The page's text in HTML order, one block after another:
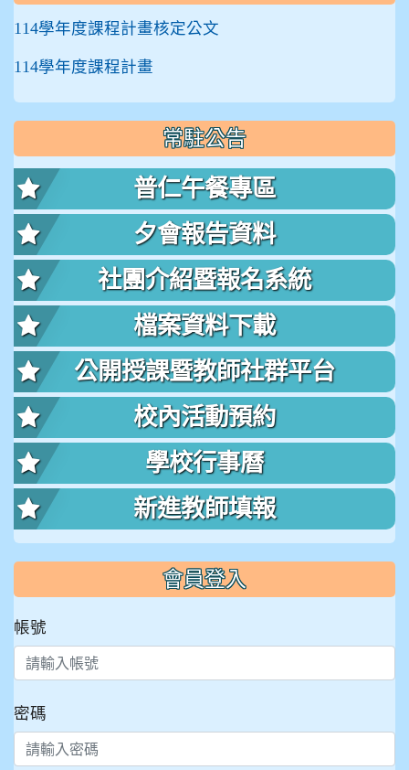
114學年度課程計畫核定公文
114學年度課程計畫
常駐公告
普仁午餐專區
夕會報告資料
社團介紹暨報名系統
檔案資料下載
公開授課暨教師社群平台
校內活動預約
學校行事曆
新進教師填報
會員登入
帳號
密碼